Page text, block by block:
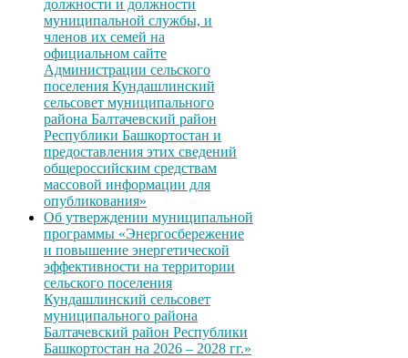
должности и должности
муниципальной службы, и
членов их семей на
официальном сайте
Администрации сельского
поселения Кундашлинский
сельсовет муниципального
района Балтачевский район
Республики Башкортостан и
предоставления этих сведений
общероссийским средствам
массовой информации для
опубликования»
Об утверждении муниципальной
программы «Энергосбережение
и повышение энергетической
эффективности на территории
сельского поселения
Кундашлинский сельсовет
муниципального района
Балтачевский район Республики
Башкортостан на 2026 – 2028 гг.»